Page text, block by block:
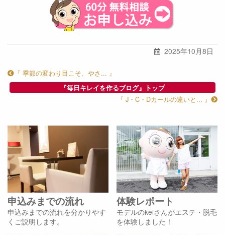
2025年10月8日
『 季節の変わり目こそ、やさ... 』
『毎日キレイを作るブログ』トップ
『 J・C・Dカールの違いと... 』
申込みまでの流れ
申込みまでの流れを分かりやす
くご説明します。
体験レポート
モデルのkeiさんがエステ・脱毛
を体験しました！